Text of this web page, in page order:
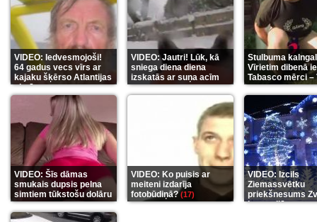
VIDEO: Iedvesmojoši!
64 gadus vecs vīrs ar
kajaku šķērso Atlantijas
okeānu(5)
VIDEO: Jautri! Lūk, kā
sniega diena diena
izskatās ar suņa acīm
(6)
Stulbuma
Vīrietim dibenā
Tabasco mērci –
(7)
VIDEO: Šīs dāmas
smukais dupsis pelna
simtiem tūkstošu dolāru
(9)
VIDEO: Ko puisis ar
meiteni izdarīja
fotobūdiņā?(17)
VIDEO: Izcils
Ziemassvētku
priekšnesums
karu stilā(7)